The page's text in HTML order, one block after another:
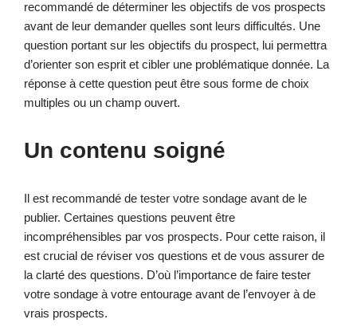
recommandé de déterminer les objectifs de vos prospects
avant de leur demander quelles sont leurs difficultés. Une
question portant sur les objectifs du prospect, lui permettra
d’orienter son esprit et cibler une problématique donnée. La
réponse à cette question peut être sous forme de choix
multiples ou un champ ouvert.
Un contenu soigné
Il est recommandé de tester votre sondage avant de le
publier. Certaines questions peuvent être
incompréhensibles par vos prospects. Pour cette raison, il
est crucial de réviser vos questions et de vous assurer de
la clarté des questions. D’où l’importance de faire tester
votre sondage à votre entourage avant de l’envoyer à de
vrais prospects.